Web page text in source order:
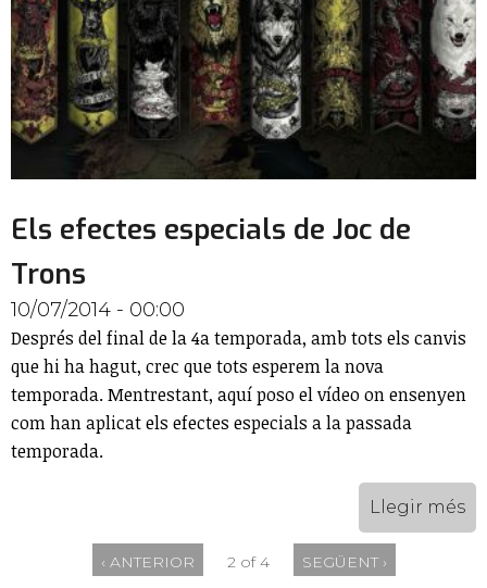
Els efectes especials de Joc de
Trons
10/07/2014 - 00:00
Després del final de la 4a temporada, amb tots els canvis
que hi ha hagut, crec que tots esperem la nova
temporada. Mentrestant, aquí poso el vídeo on ensenyen
com han aplicat els efectes especials a la passada
temporada.
Llegir més
‹ ANTERIOR 2 of 4 SEGÜENT ›